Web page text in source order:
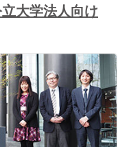
大学法人向け